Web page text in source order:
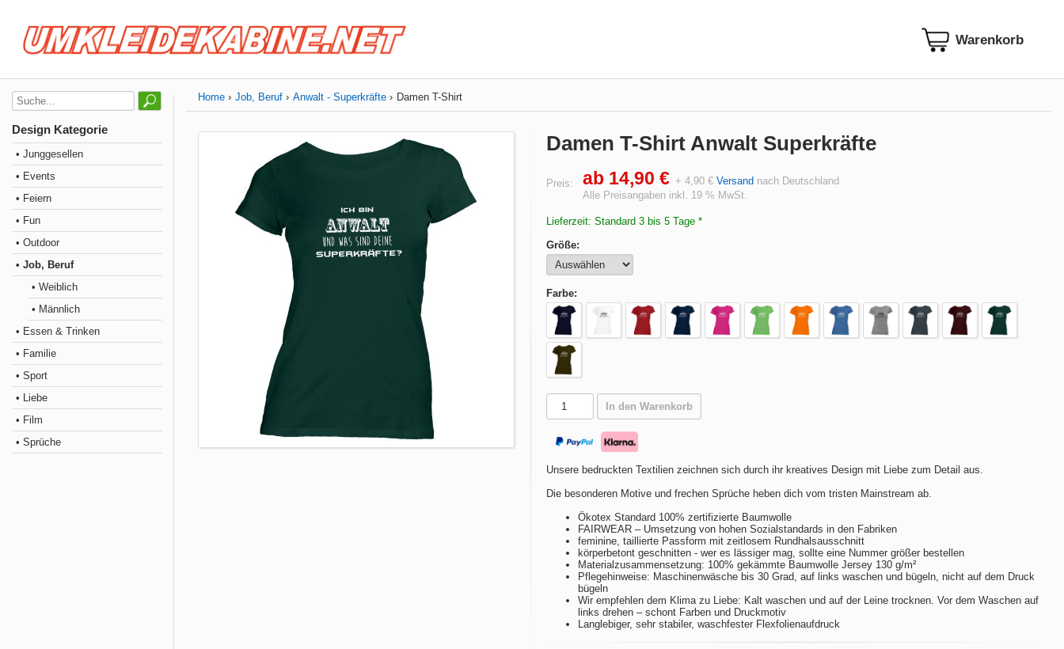
Design Kategorie
• Junggesellen
• Events
• Feiern
• Fun
• Outdoor
• Job, Beruf
• Weiblich
• Männlich
• Essen & Trinken
• Familie
• Sport
• Liebe
• Film
• Sprüche
Home Job, Beruf Anwalt - Superkräfte Damen T-Shirt
Damen T-Shirt Anwalt Superkräfte
Preis: ab 14,90 € + 4,90 € Versand nach Deutschland
Alle Preisangaben inkl. 19 % MwSt.
Lieferzeit: Standard 3 bis 5 Tage *
Größe:
Farbe:
In den Warenkorb
Unsere bedruckten Textilien zeichnen sich durch ihr kreatives Design mit Liebe zum Detail aus.
Die besonderen Motive und frechen Sprüche heben dich vom tristen Mainstream ab.
Ökotex Standard 100% zertifizierte Baumwolle
FAIRWEAR – Umsetzung von hohen Sozialstandards in den Fabriken
feminine, taillierte Passform mit zeitlosem Rundhalsausschnitt
körperbetont geschnitten - wer es lässiger mag, sollte eine Nummer größer bestellen
Materialzusammensetzung: 100% gekämmte Baumwolle Jersey 130 g/m²
Pflegehinweise: Maschinenwäsche bis 30 Grad, auf links waschen und bügeln, nicht auf dem Druck
bügeln
Wir empfehlen dem Klima zu Liebe: Kalt waschen und auf der Leine trocknen. Vor dem Waschen auf
links drehen – schont Farben und Druckmotiv
Langlebiger, sehr stabiler, waschfester Flexfolienaufdruck